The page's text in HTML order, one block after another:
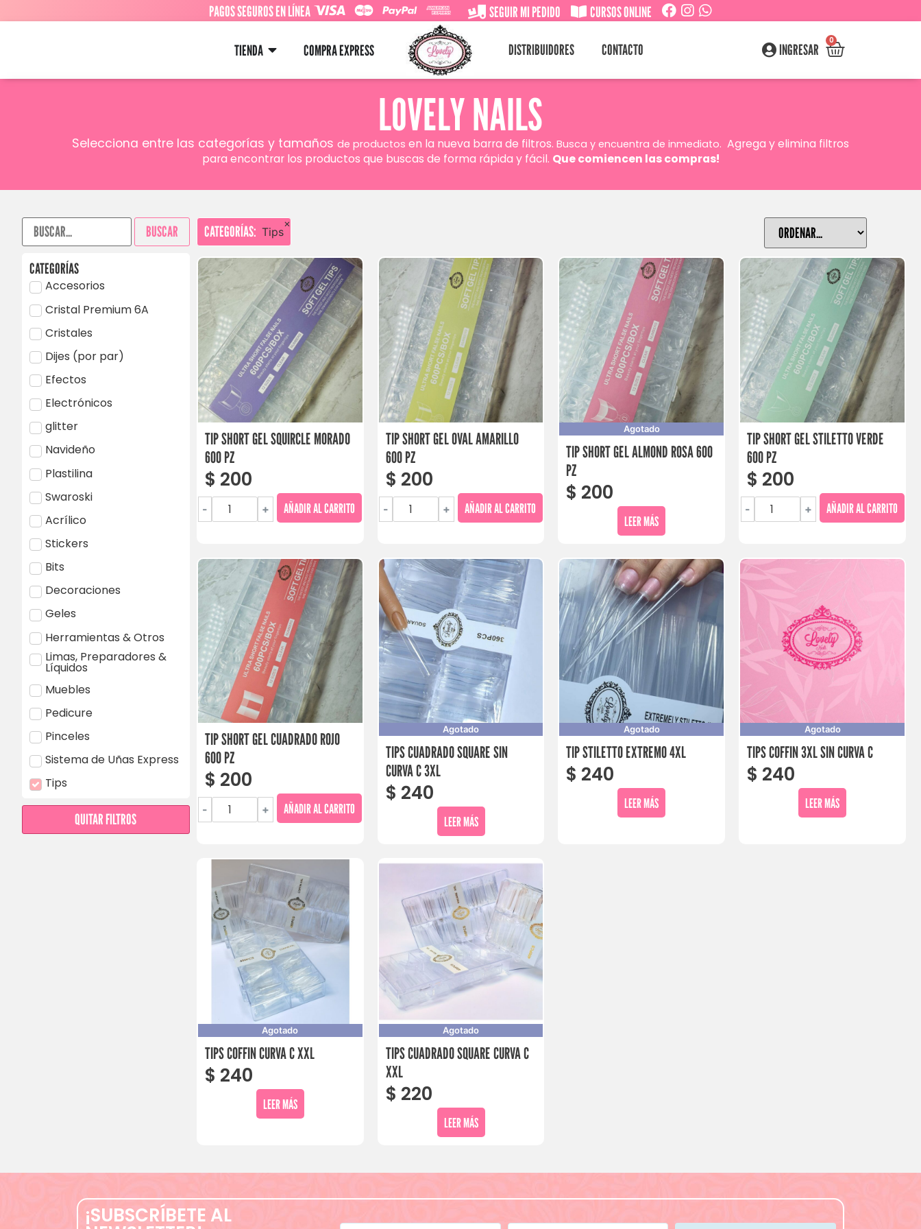
PAGOS SEGUROS EN LÍNEA SEGUIR MI PEDIDO CURSOS ONLINE
TIENDA COMPRA EXPRESS DISTRIBUIDORES CONTACTO INGRESAR
0
LOVELY NAILS
Selecciona entre las categorías y tamaños de productos en la nueva barra de filtros. Busca y encuentra de inmediato. Agrega y elimina filtros
para encontrar los productos que buscas de forma rápida y fácil. Que comiencen las compras!
BUSCAR
CATEGORÍAS
Accesorios
Cristal Premium 6A
Cristales
Dijes (por par)
Efectos
Electrónicos
glitter
Navideño
Plastilina
Swaroski
Acrílico
Stickers
Bits
Decoraciones
Geles
Herramientas & Otros
Limas, Preparadores &
Líquidos
Muebles
Pedicure
Pinceles
Sistema de Uñas Express
Tips
QUITAR FILTROS
CATEGORÍAS: Tips
×
TIP SHORT GEL SQUIRCLE MORADO
600 PZ
$ 200
- + AÑADIR AL CARRITO
TIP SHORT GEL OVAL AMARILLO
600 PZ
$ 200
- + AÑADIR AL CARRITO
Agotado
TIP SHORT GEL ALMOND ROSA 600
PZ
$ 200
LEER MÁS
TIP SHORT GEL STILETTO VERDE
600 PZ
$ 200
- + AÑADIR AL CARRITO
TIP SHORT GEL CUADRADO ROJO
600 PZ
$ 200
- + AÑADIR AL CARRITO
Agotado
TIPS CUADRADO SQUARE SIN
CURVA C 3XL
$ 240
LEER MÁS
Agotado
TIP STILETTO EXTREMO 4XL
$ 240
LEER MÁS
Agotado
TIPS COFFIN 3XL SIN CURVA C
$ 240
LEER MÁS
Agotado
TIPS COFFIN CURVA C XXL
$ 240
LEER MÁS
Agotado
TIPS CUADRADO SQUARE CURVA C
XXL
$ 220
LEER MÁS
¡SUBSCRÍBETE AL